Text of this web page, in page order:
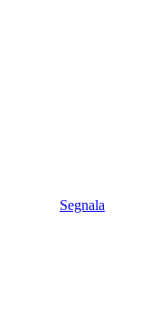
Segnala